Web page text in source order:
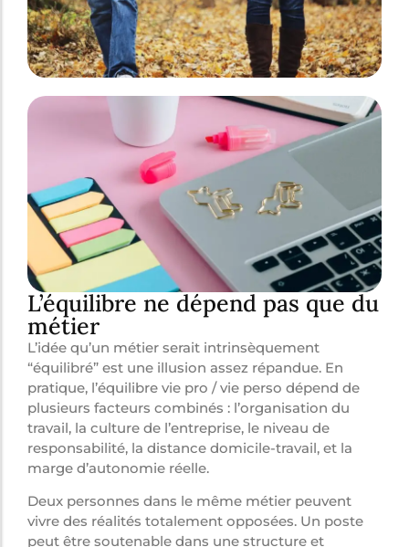
L’équilibre ne dépend pas que du
métier
L’idée qu’un métier serait intrinsèquement
“équilibré” est une illusion assez répandue. En
pratique, l’équilibre vie pro / vie perso dépend de
plusieurs facteurs combinés : l’organisation du
travail, la culture de l’entreprise, le niveau de
responsabilité, la distance domicile-travail, et la
marge d’autonomie réelle.
Deux personnes dans le même métier peuvent
vivre des réalités totalement opposées. Un poste
peut être soutenable dans une structure et